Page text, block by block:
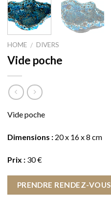
HOME / DIVERS
Vide poche
Vide poche
Dimensions : 20 x 16 x 8 cm
Prix : 30 €
PRENDRE RENDEZ-